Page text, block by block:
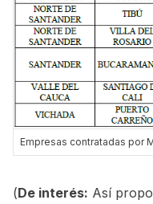
Empresas contratadas por
(De interés: Así